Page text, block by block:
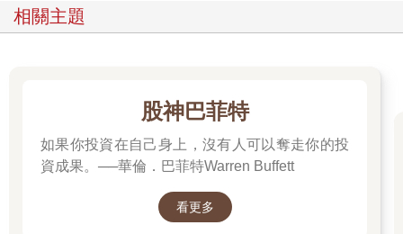
式提高。
動態定價有兩個特徵，其一是當需求高於供給時，價格會變
就動態定價來說，市場供需平衡的變化是可以預測的，也可
藉此評估如何設定機票與住宿費用。譬如旅行時，在連續假日等
旺季時必定人山人海；夏季時，涼快的場所人人都想去，像這樣
的變化都有規則性。
則性也就相對簡單許多。在哪個時期，前往哪裡的旅行，售價多
少錢，分析過去的資料，就可以找到更有助益於銷售的價格。
相關主題
股神巴菲特
如果你投資在自己身上，沒有人可以奪走你的投
資成果。──華倫．巴菲特Warren Buffett
看更多